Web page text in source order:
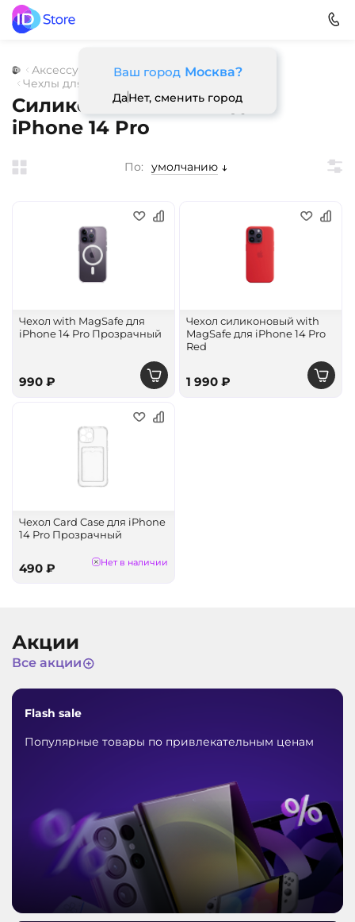
Ваш город Москва?
ДаНет, сменить город
Аксессуары Для смартфонов
Чехлы
Чехлы для iPhone
Силиконовые чехлы
Силиконовые чехлы для
iPhone 14 Pro
По: умолчанию
Чехол with MagSafe для
iPhone 14 Pro Прозрачный
990 ₽
Чехол силиконовый with
MagSafe для iPhone 14 Pro
Red
1 990 ₽
Чехол Card Case для iPhone
14 Pro Прозрачный
490 ₽ Нет в наличии
Акции
Все акции
Flash sale
Популярные товары по привлекательным ценам